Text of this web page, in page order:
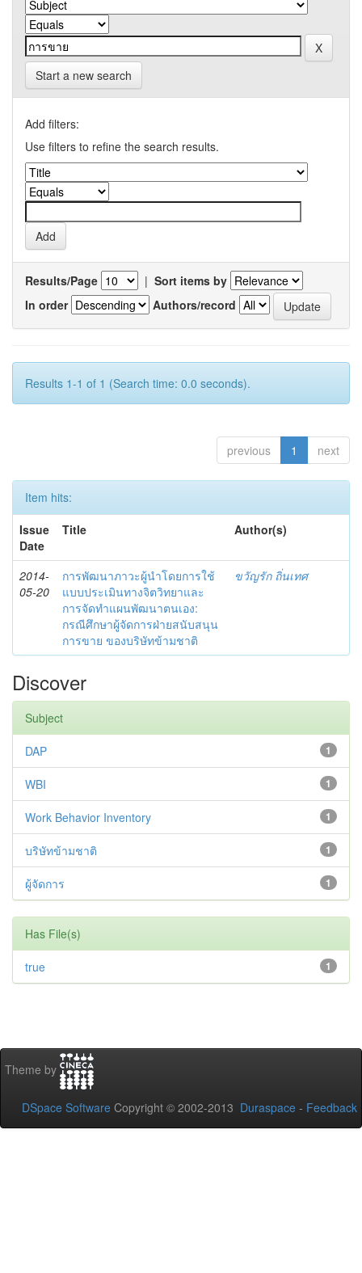
Start a new search
Add filters:
Use filters to refine the search results.
Results/Page | Sort items by
In order
Authors/record
Results 1-1 of 1 (Search time: 0.0 seconds).
previous 1 next
Item hits:
Issue
Date
Title Author(s)
2014-
05-20
การพัฒนาภาวะผู้นำโดยการใช้
แบบประเมินทางจิตวิทยาและ
การจัดทำแผนพัฒนาตนเอง:
กรณีศึกษาผู้จัดการฝ่ายสนับสนุน
การขาย ของบริษัทข้ามชาติ
ขวัญรัก ถิ่นเทศ
Discover
Subject
1
DAP
1
WBI
1
Work Behavior Inventory
1
บริษัทข้ามชาติ
1
ผู้จัดการ
Has File(s)
1
true
Theme by
DSpace Software Copyright © 2002-2013 Duraspace - Feedback